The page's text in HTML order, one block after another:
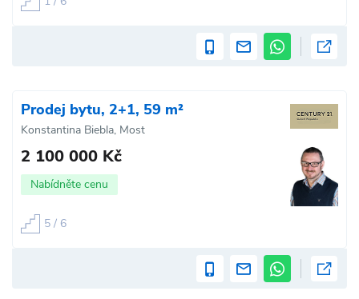
Prodej bytu, 2+1, 59 m²
Konstantina Biebla, Most
2 100 000 Kč
Nabídněte cenu
5 / 6